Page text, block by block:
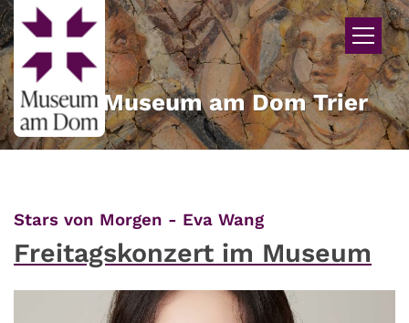
Zum Inhalt springen
Museum am Dom Trier
Stars von Morgen - Eva Wang:
Freitagskonzert im Museum